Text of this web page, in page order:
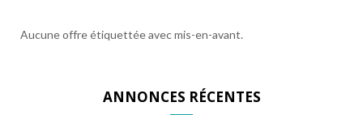
Aucune offre étiquettée avec mis-en-avant.
ANNONCES RÉCENTES